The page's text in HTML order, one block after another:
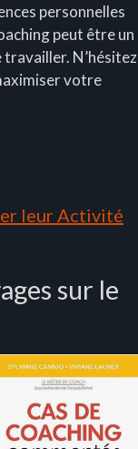
personnelles
peut être un
N’hésitez
votre
leur Activité
sur le